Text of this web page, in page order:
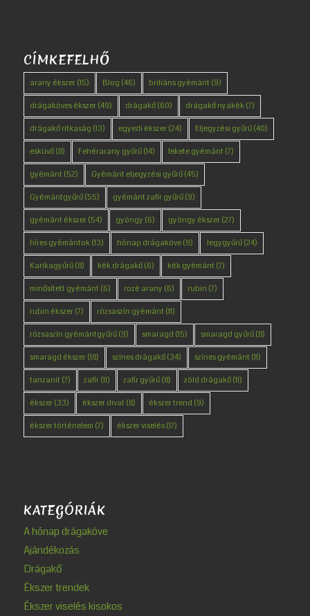
CÍMKEFELHŐ
arany ékszer(15) Blog (46) briliáns gyémánt (9)
drágaköves ékszer(49) drágakő(60) drágakő nyakék(7)
drágakő ritkaság (13) egyedi ékszer(24) Eljegyzési gyűrű(40)
esküvő(8) Fehérarany gyűrű(14) fekete gyémánt (7)
gyémánt (52) Gyémánt eljegyzési gyűrű(45)
Gyémántgyűrű(55) gyémánt zafír gyűrű(9)
gyémánt ékszer(54) gyöngy (6) gyöngy ékszer(27)
híres gyémántok(13) hónap drágaköve(9) Jegygyűrű(24)
Karikagyűrű(8) kék drágakő(6) kék gyémánt (7)
minősített gyémánt (6) rozé arany (6) rubin (7)
rubin ékszer(7) rózsaszín gyémánt (11)
rózsaszín gyémántgyűrű(9) smaragd (15) smaragd gyűrű(8)
smaragd ékszer(18) színes drágakő(34) színes gyémánt (11)
tanzanit (7) zafír(11) zafír gyűrű(8) zöld drágakő(11)
ékszer(33) ékszer divat (8) ékszer trend (9)
ékszer történelem (7) ékszer viselés(17)
KATEGÓRIÁK
A hónap drágaköve
Ajándékozás
Drágakő
Ékszer trendek
Ékszer viselés kisokos